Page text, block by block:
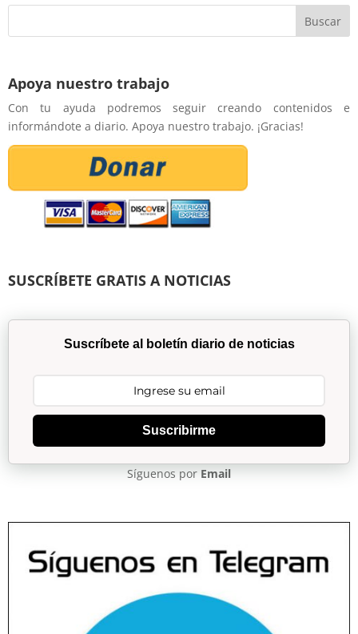
Apoya nuestro trabajo
Con tu ayuda podremos seguir creando contenidos e
informándote a diario. Apoya nuestro trabajo. ¡Gracias!
SUSCRÍBETE GRATIS A NOTICIAS
Suscríbete al boletín diario de noticias
Suscribirme
Síguenos por Email